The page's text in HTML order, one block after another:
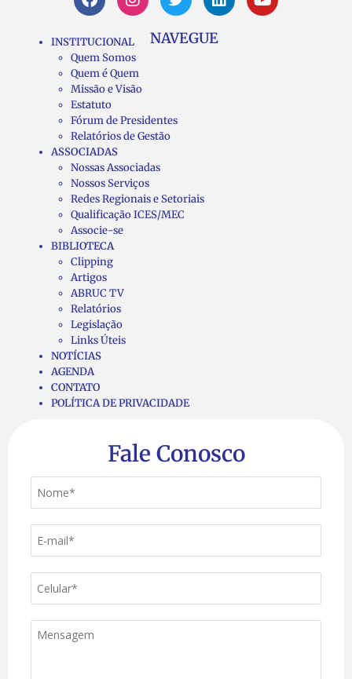
NAVEGUE
INSTITUCIONAL
Quem Somos
Quem é Quem
Missão e Visão
Estatuto
Fórum de Presidentes
Relatórios de Gestão
ASSOCIADAS
Nossas Associadas
Nossos Serviços
Redes Regionais e Setoriais
Qualificação ICES/MEC
Associe-se
BIBLIOTECA
Clipping
Artigos
ABRUC TV
Relatórios
Legislação
Links Úteis
NOTÍCIAS
AGENDA
CONTATO
POLÍTICA DE PRIVACIDADE
Fale Conosco